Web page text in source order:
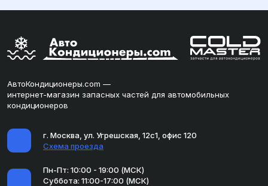
АвтоКондиционеры.com —
интернет-магазин запасных частей для автомобильных
кондиционеров
г. Москва, ул. Угрешская, 12с1, офис 120
Схема проезда
Пн-Пт: 10:00 - 19:00 (МСК)
Суббота: 11:00-17:00 (МСК)